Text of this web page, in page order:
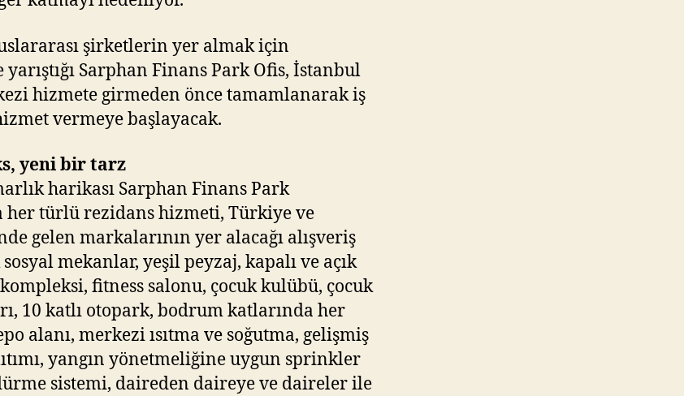
şirketlerin yer almak için
Sarphan Finans Park Ofis, İstanbul
hizmete girmeden önce tamamlanarak iş
vermeye başlayacak.
yeni bir tarz
harikası Sarphan Finans Park
her türlü rezidans hizmeti, Türkiye ve
gelen markalarının yer alacağı alışveriş
mekanlar, yeşil peyzaj, kapalı ve açık
fitness salonu, çocuk kulübü, çocuk
10 katlı otopark, bodrum katlarında her
alanı, merkezi ısıtma ve soğutma, gelişmiş
yangın yönetmeliğine uygun sprinkler
sistemi, daireden daireye ve daireler ile